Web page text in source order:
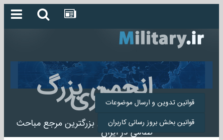
انجمن بزرگ
میلیتاری
انجمن میلیتاری بزرگترین مرجع مباحث
نظامی در ایران
قوانین تدوین و ارسال موضوعات
قوانین بخش بروز رسانی کاربران